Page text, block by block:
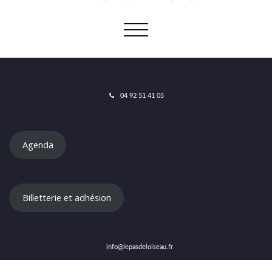
Afficher/masquer
navigation
04 92 51 41 05
Agenda
Billetterie et adhésion
info@lepasdeloiseau.fr